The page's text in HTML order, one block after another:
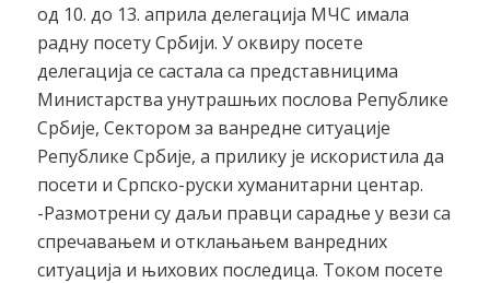
од 10. до 13. априла делегација МЧС имала
радну посету Србији. У оквиру посете
делегација се састала са представницима
Министарства унутрашњих послова Републике
Србије, Сектором за ванредне ситуације
Републике Србије, а прилику је искористила да
посети и Српско-руски хуманитарни центар.
-Размотрени су даљи правци сарадње у вези са
спречавањем и отклањањем ванредних
ситуација и њихових последица. Током посете